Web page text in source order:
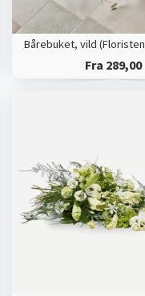
Fra 289,00